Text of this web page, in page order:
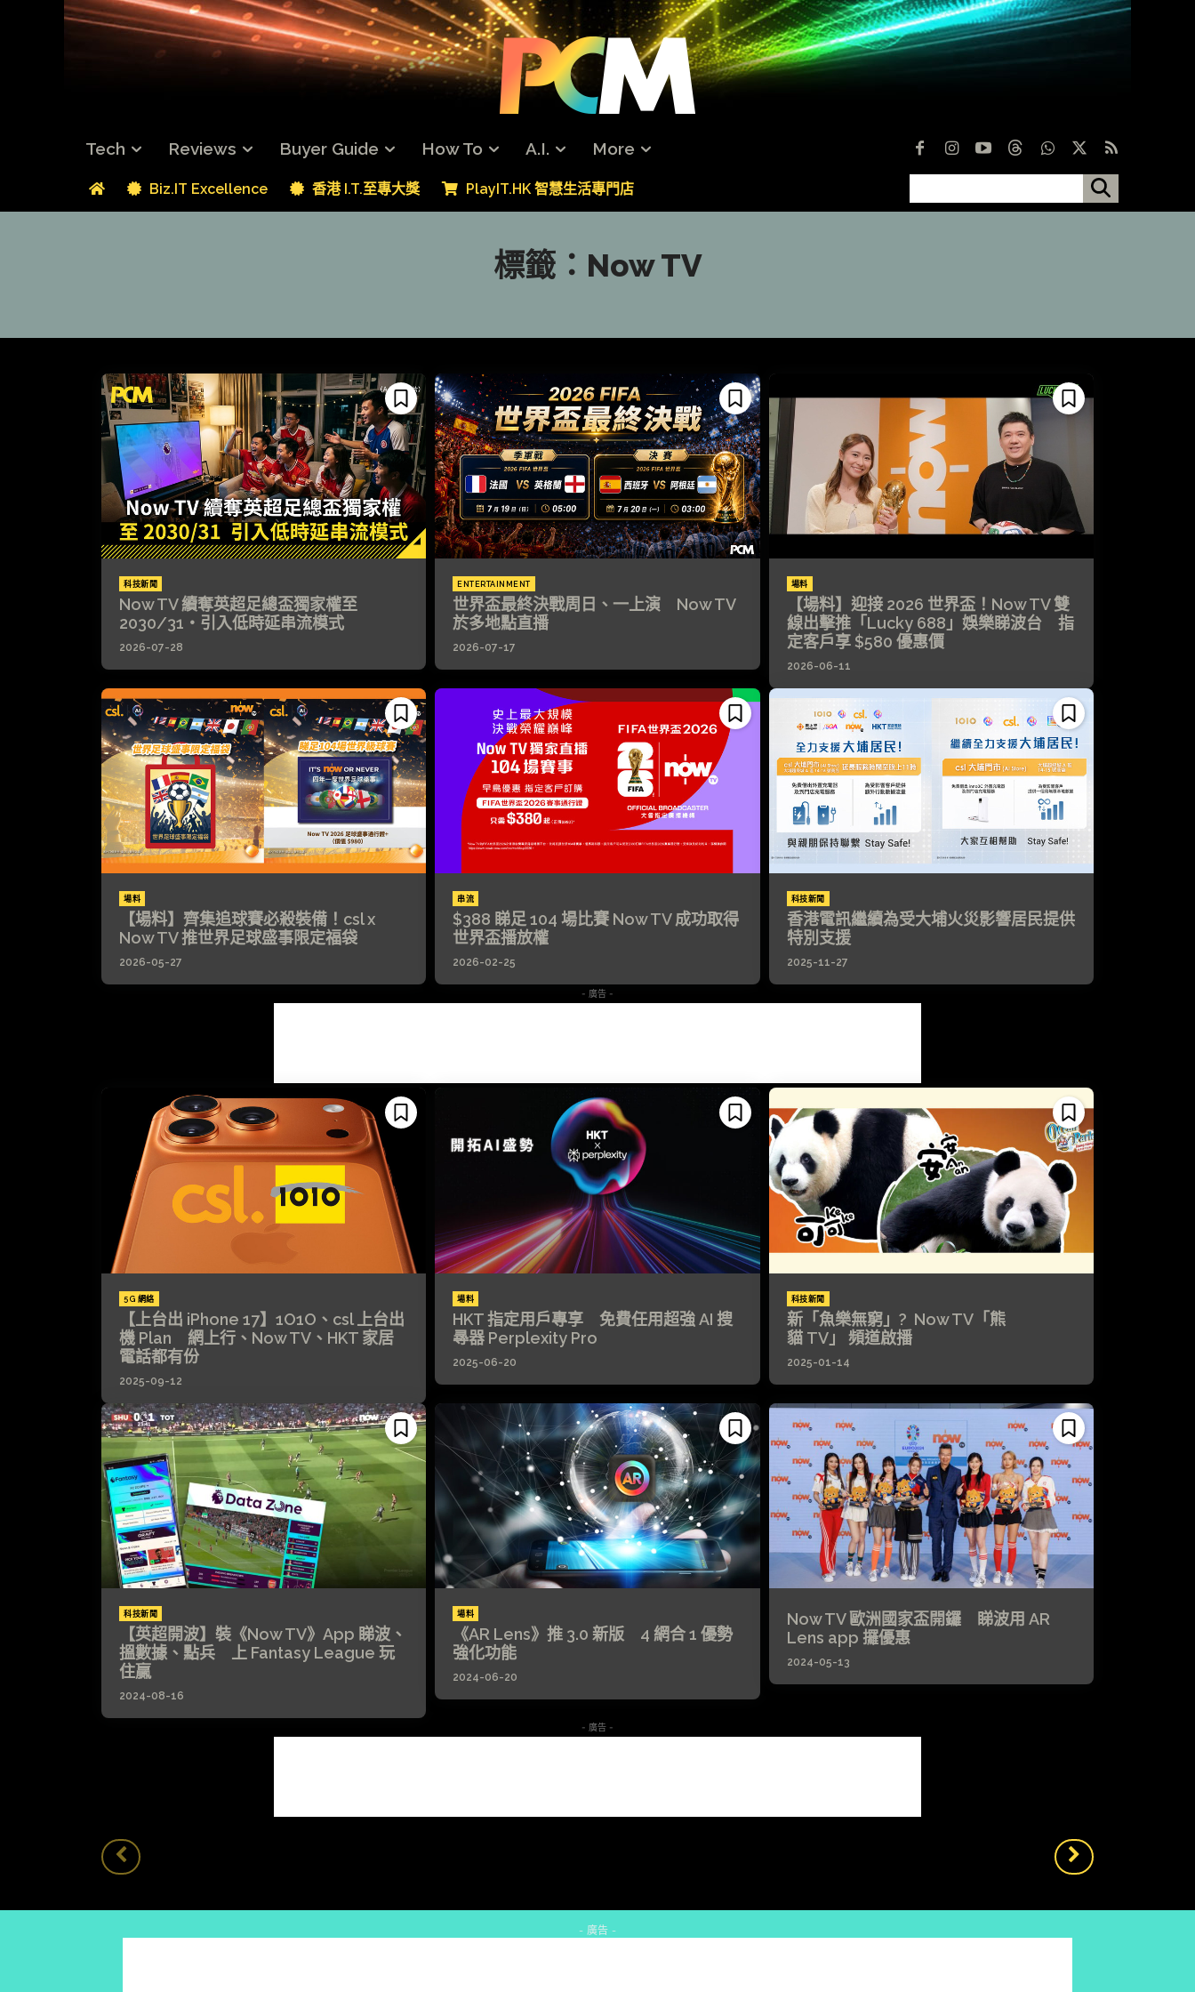
Tech Reviews Buyer Guide How To A.I. More
Biz.IT Excellence 香港 I.T.至專大獎 PlayIT.HK 智慧生活專門店
標籤： Now TV
科技新聞
Now TV 續奪英超足總盃獨家權至
2030/31・引入低時延串流模式
2026-07-28
ENTERTAINMENT
世界盃最終決戰周日、一上演 Now TV
於多地點直播
2026-07-17
場料
【場料】迎接 2026 世界盃！Now TV 雙
線出擊推「Lucky 688」娛樂睇波台 指
定客戶享 $580 優惠價
2026-06-11
場料
【場料】齊集追球賽必殺裝備！csl x
Now TV 推世界足球盛事限定福袋
2026-05-27
串流
$388 睇足 104 場比賽 Now TV 成功取得
世界盃播放權
2026-02-25
科技新聞
香港電訊繼續為受大埔火災影響居民提供
特別支援
2025-11-27
- 廣告 -
5G 網絡
【上台出 iPhone 17】1O1O、csl 上台出
機 Plan 網上行、Now TV、HKT 家居
電話都有份
2025-09-12
場料
HKT 指定用戶專享 免費任用超強 AI 搜
㝷器 Perplexity Pro
2025-06-20
科技新聞
新「魚樂無窮」? Now TV「熊
貓 TV」 頻道啟播
2025-01-14
科技新聞
【英超開波】裝《Now TV》App 睇波、
搵數據、點兵 上 Fantasy League 玩
住贏
2024-08-16
場料
《AR Lens》推 3.0 新版 4 網合 1 優勢
強化功能
2024-06-20
Now TV 歐洲國家盃開鑼 睇波用 AR
Lens app 攞優惠
2024-05-13
- 廣告 -
- 廣告 -